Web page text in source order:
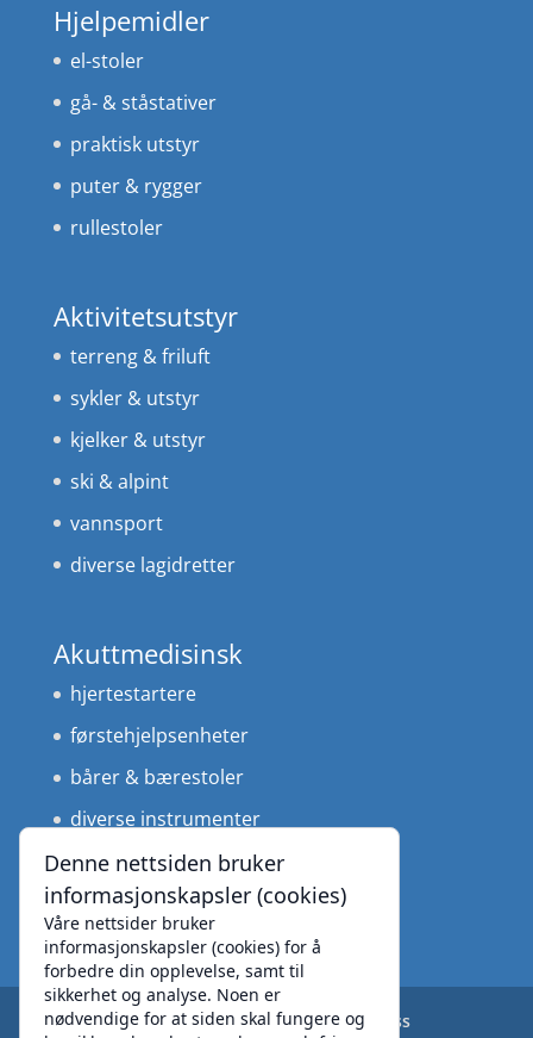
Hjelpemidler
el-stoler
gå- & ståstativer
praktisk utstyr
puter & rygger
rullestoler
Aktivitetsutstyr
terreng & friluft
sykler & utstyr
kjelker & utstyr
ski & alpint
vannsport
diverse lagidretter
Akuttmedisinsk
hjertestartere
førstehjelpsenheter
bårer & bærestoler
diverse instrumenter
medisinteknisk utstyr
Produkter Leverandører Om oss
Denne nettsiden bruker
informasjonskapsler (cookies)
Våre nettsider bruker
informasjonskapsler (cookies) for å
forbedre din opplevelse, samt til
sikkerhet og analyse. Noen er
nødvendige for at siden skal fungere og